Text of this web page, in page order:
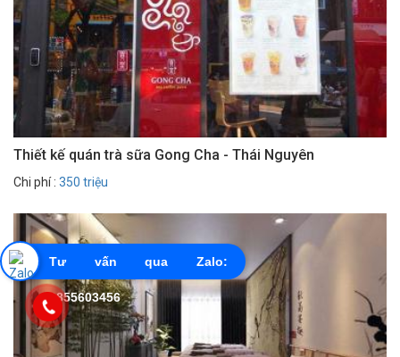
Thiết kế quán trà sữa Gong Cha - Thái Nguyên
Chi phí : 350 triệu
Tư vấn qua Zalo:
0855603456